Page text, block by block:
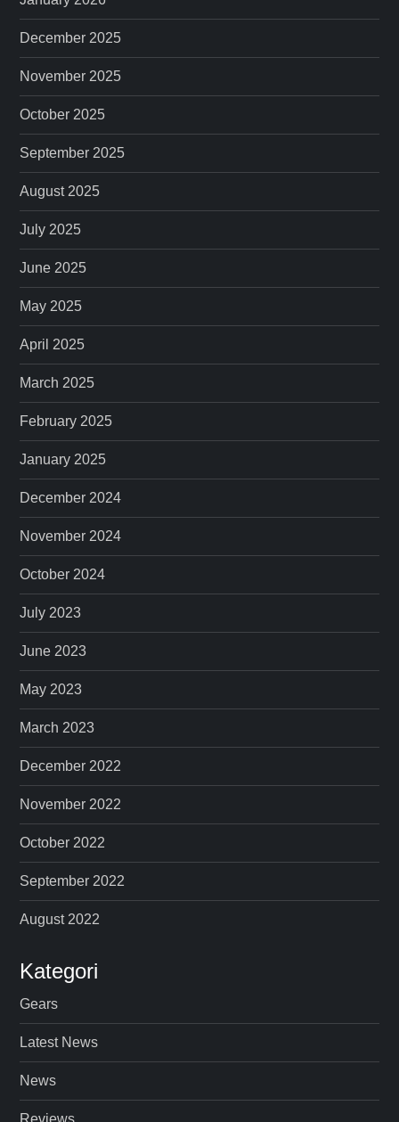
December 2025
November 2025
October 2025
September 2025
August 2025
July 2025
June 2025
May 2025
April 2025
March 2025
February 2025
January 2025
December 2024
November 2024
October 2024
July 2023
June 2023
May 2023
March 2023
December 2022
November 2022
October 2022
September 2022
August 2022
Kategori
Gears
Latest News
News
Reviews